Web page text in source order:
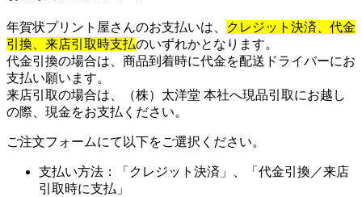
年賀状プリント屋さんのお支払いは、
クレジット決済、代金
引換、 来店引取時支払のいずれかとなります。
代金引換の場合は、商品到着時に代金を配送ドライバーにお
支払い願います。
来店引取の場合は、（株）太洋堂 本社へ現品引取にお越し
の際、現金をお支払ください。
ご注文フォームにて以下をご選択ください。
支払い方法：「クレジット決済」、「代金引換／来店
引取時に支払」